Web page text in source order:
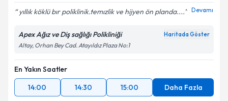
yıllık köklü bır poliklinik.temızlik ve hijyen ön planda.... Devamı
Apex Ağız ve Diş sağlığı Polikliniği Haritada Göster
Altay, Orhan Bey Cad. Atayıldız Plaza No:1
En Yakın Saatler
14:00
14:30 15:00 Daha Fazla